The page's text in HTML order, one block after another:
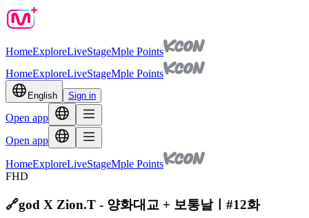
HomeExploreLiveStageMple Points
HomeExploreLiveStageMple Points
English Sign in
Open app
Open app
HomeExploreLiveStageMple Points
FHD
🔗god X Zion.T - 양화대교 + 보통날ㅣ#12화